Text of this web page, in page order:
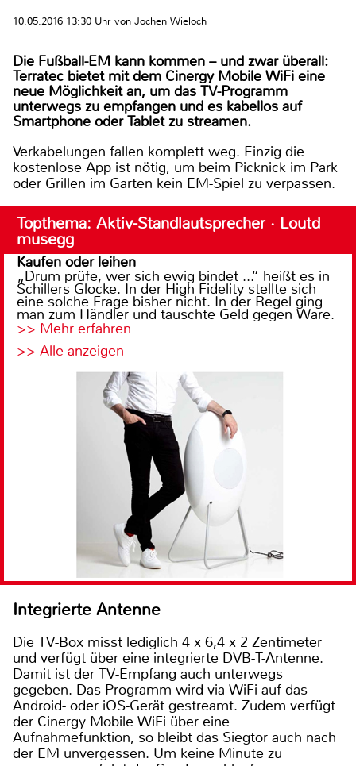
10.05.2016 13:30 Uhr von Jochen Wieloch
Die Fußball-EM kann kommen – und zwar überall:
Terratec bietet mit dem Cinergy Mobile WiFi eine
neue Möglichkeit an, um das TV-Programm
unterwegs zu empfangen und es kabellos auf
Smartphone oder Tablet zu streamen.
Verkabelungen fallen komplett weg. Einzig die
kostenlose App ist nötig, um beim Picknick im Park
oder Grillen im Garten kein EM-Spiel zu verpassen.
Topthema: Aktiv-Standlautsprecher · Loutd
musegg
Kaufen oder leihen
„Drum prüfe, wer sich ewig bindet ...“ heißt es in
Schillers Glocke. In der High Fidelity stellte sich
eine solche Frage bisher nicht. In der Regel ging
man zum Händler und tauschte Geld gegen Ware.
>> Mehr erfahren
>> Alle anzeigen
Integrierte Antenne
Die TV-Box misst lediglich 4 x 6,4 x 2 Zentimeter
und verfügt über eine integrierte DVB-T-Antenne.
Damit ist der TV-Empfang auch unterwegs
gegeben. Das Programm wird via WiFi auf das
Android- oder iOS-Gerät gestreamt. Zudem verfügt
der Cinergy Mobile WiFi über eine
Aufnahmefunktion, so bleibt das Siegtor auch nach
der EM unvergessen. Um keine Minute zu